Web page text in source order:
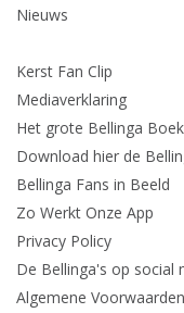
Nieuws
Kerst Fan Clip
Mediaverklaring
Het grote Bellinga Boek
Download hier de
Bellinga Fans in Beeld
Zo Werkt Onze App
Privacy Policy
De Bellinga's op social
Algemene Voorwaarden